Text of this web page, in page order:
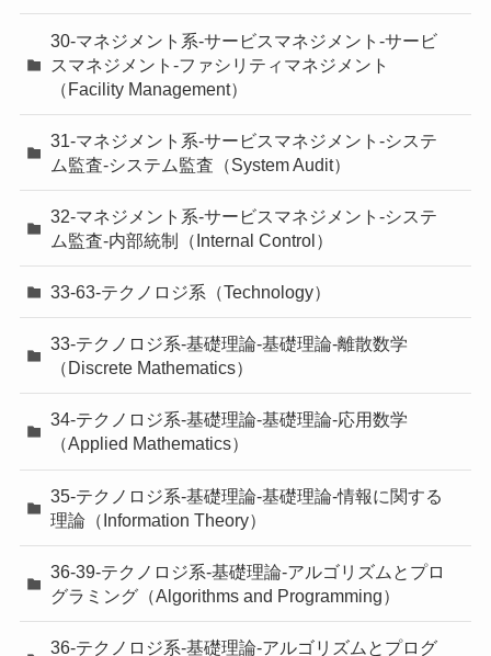
30-マネジメント系-サービスマネジメント-サービ
スマネジメント-ファシリティマネジメント
（Facility Management）
31-マネジメント系-サービスマネジメント-システ
ム監査-システム監査（System Audit）
32-マネジメント系-サービスマネジメント-システ
ム監査-内部統制（Internal Control）
33-63-テクノロジ系（Technology）
33-テクノロジ系-基礎理論-基礎理論-離散数学
（Discrete Mathematics）
34-テクノロジ系-基礎理論-基礎理論-応用数学
（Applied Mathematics）
35-テクノロジ系-基礎理論-基礎理論-情報に関する
理論（Information Theory）
36-39-テクノロジ系-基礎理論-アルゴリズムとプロ
グラミング（Algorithms and Programming）
36-テクノロジ系-基礎理論-アルゴリズムとプログ